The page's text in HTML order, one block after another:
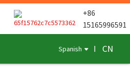
+86
15165996591
Spanish CN